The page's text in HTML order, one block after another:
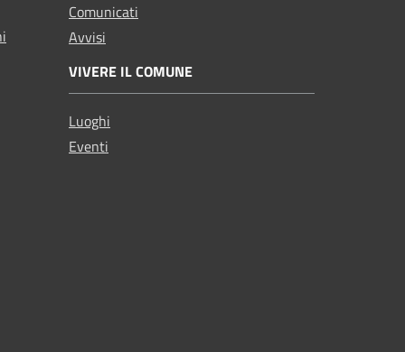
Comunicati
Avvisi
VIVERE IL COMUNE
Luoghi
Eventi